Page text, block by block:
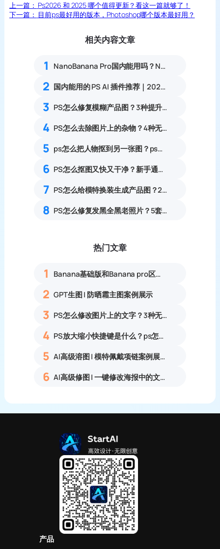
上一篇： Ps2026 和 2025 哪个值得更新？看这一篇就够了！
下一篇： 目前ps最好用的版本，Photoshop哪个版本最好用？
相关内容文章
1 NanoBanana Pro国内能用吗？Nano banana使用教程
2 国内能用的 PS AI 插件推荐｜2026 4款AI插件最新实测
3 PS怎么修复模糊产品图？3种提升清晰度技巧
4 PS怎么去除图片上的杂物？4种无痕去除画面多余物体实操教程
5 ps怎么把人物抠到另一张图？ps如何将图片嵌入另一张图并融合？
6 PS怎么抠图又快又干净？新手通用抠图方案详解
7 PS怎么给模特换装生成产品图？2种方法对比可1键生成
8 PS怎么修复发黑全黑老照片？5套暗部找回细节旧照修复实操教程
热门文章
1 Banana基础版和Banana pro区别对比丨具体案例应用+使用教程
2 GPT生图 | 防晒霜主图案例展示
3 PS怎么修改图片上的文字？3种无痕改字方法，新手也能搞定
4 PS放大缩小快捷键是什么？ps怎么把图片拉大拉小？
5 AI高级溶图 | 模特佩戴项链案例展示
6 AI高级修图 | 一键修改海报中的文字
产品